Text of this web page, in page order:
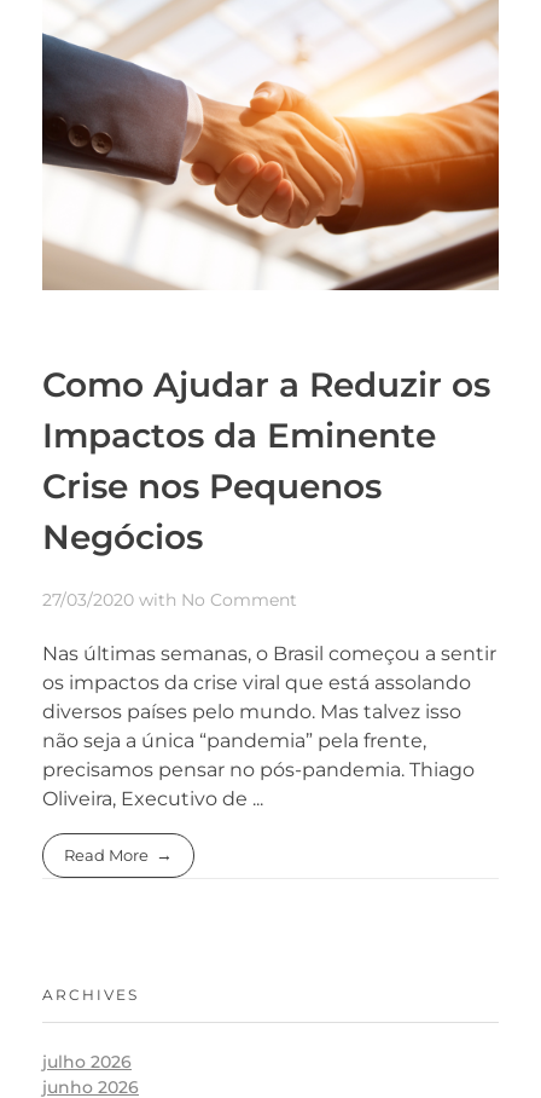
Como Ajudar a Reduzir os
Impactos da Eminente
Crise nos Pequenos
Negócios
27/03/2020 with No Comment
Nas últimas semanas, o Brasil começou a sentir
os impactos da crise viral que está assolando
diversos países pelo mundo. Mas talvez isso
não seja a única “pandemia” pela frente,
precisamos pensar no pós-pandemia. Thiago
Oliveira, Executivo de ...
Read More
ARCHIVES
julho 2026
junho 2026